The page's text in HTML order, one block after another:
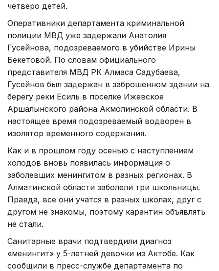
четверо детей.
Оперативники департамента криминальной
полиции МВД уже задержали Анатолия
Гусейнова, подозреваемого в убийстве Ирины
Бекетовой. По словам официального
представителя МВД РК Алмаса Садубаева,
Гусейнов был задержан в заброшенном здании на
берегу реки Есиль в поселке Ижевское
Аршалынского района Акмолинской области. В
настоящее время подозреваемый водворен в
изолятор временного содержания.
Как и в прошлом году осенью с наступлением
холодов вновь появилась информация о
заболевших менингитом в разных регионах. В
Алматинской области заболели три школьницы.
Правда, все они учатся в разных школах, друг с
другом не знакомы, поэтому карантин объявлять
не стали.
Санитарные врачи подтвердили диагноз
«менингит» у 5-летней девочки из Актобе. Как
сообщили в пресс-службе департамента по